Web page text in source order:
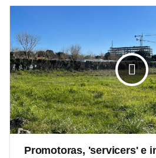
Promotoras, 'servicers' e